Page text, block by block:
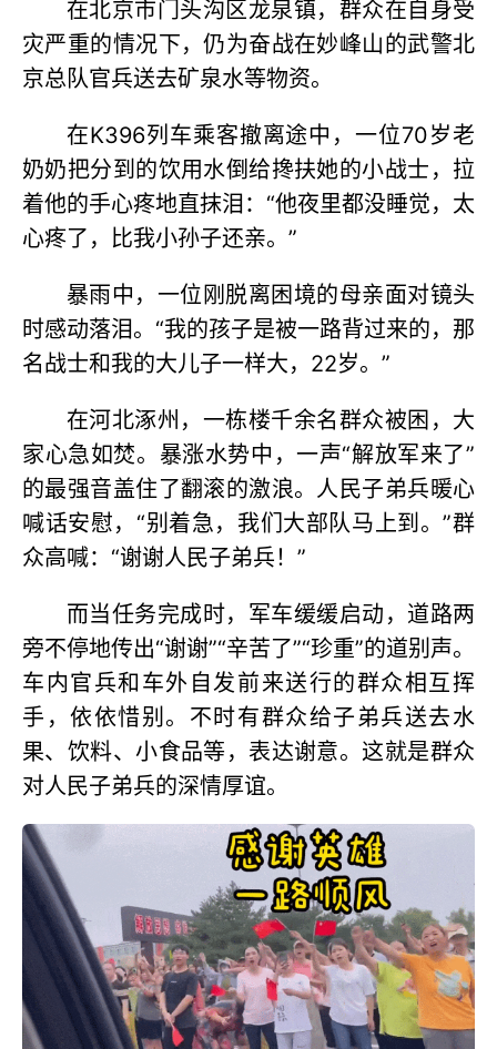
在北京市门头沟区龙泉镇，群众在自身受
灾严重的情况下，仍为奋战在妙峰山的武警北
京总队官兵送去矿泉水等物资。
在K396列车乘客撤离途中，一位70岁老
奶奶把分到的饮用水倒给搀扶她的小战士，拉
着他的手心疼地直抹泪：“他夜里都没睡觉，太
心疼了，比我小孙子还亲。”
暴雨中，一位刚脱离困境的母亲面对镜头
时感动落泪。“我的孩子是被一路背过来的，那
名战士和我的大儿子一样大，22岁。”
在河北涿州，一栋楼千余名群众被困，大
家心急如焚。暴涨水势中，一声“解放军来了”
的最强音盖住了翻滚的激浪。人民子弟兵暖心
喊话安慰，“别着急，我们大部队马上到。”群
众高喊：“谢谢人民子弟兵！”
而当任务完成时，军车缓缓启动，道路两
旁不停地传出“谢谢”“辛苦了”“珍重”的道别声。
车内官兵和车外自发前来送行的群众相互挥
手，依依惜别。不时有群众给子弟兵送去水
果、饮料、小食品等，表达谢意。这就是群众
对人民子弟兵的深情厚谊。